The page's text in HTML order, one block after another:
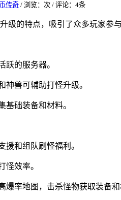
传奇/ 浏览： 次 / 评论：4条
级的特点，吸引了众多玩家参
跃的服务器。
神兽可辅助打怪升级。
基础装备和材料。
援和组队刷怪福利。
怪效率。
率地图，击杀怪物获取装备和